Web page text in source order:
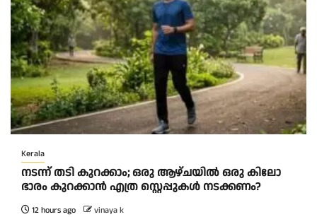
Kerala
നടന്ന് തടി കുറക്കാം; ഒരു ആഴ്ചയിൽ ഒരു കിലോ
ഭാരം കുറക്കാൻ എത്ര സ്റ്റെപ്പുകൾ നടക്കണം?
12 hours ago vinaya k